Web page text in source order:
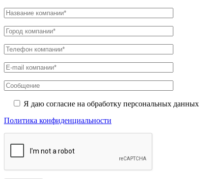
Я даю согласие на обработку персональных данных
Политика конфиденциальности